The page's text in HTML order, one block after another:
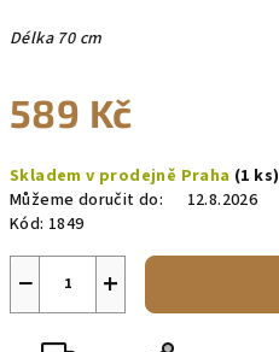
Délka 70 cm
589 Kč
cena:
Skladem v prodejně Praha (1 ks)
Můžeme doručit do:
12.8.2026
Kód: 1849
+
−